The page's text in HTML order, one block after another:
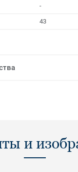
-
43
и